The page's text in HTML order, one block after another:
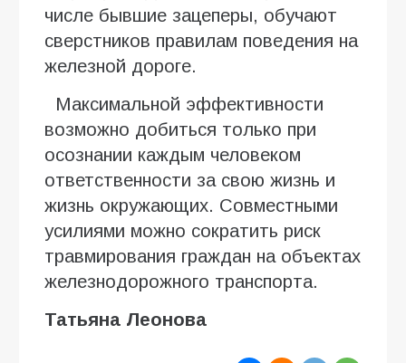
числе бывшие зацеперы, обучают
сверстников правилам поведения на
железной дороге.
Максимальной эффективности
возможно добиться только при
осознании каждым человеком
ответственности за свою жизнь и
жизнь окружающих. Совместными
усилиями можно сократить риск
травмирования граждан на объектах
железнодорожного транспорта.
Татьяна Леонова